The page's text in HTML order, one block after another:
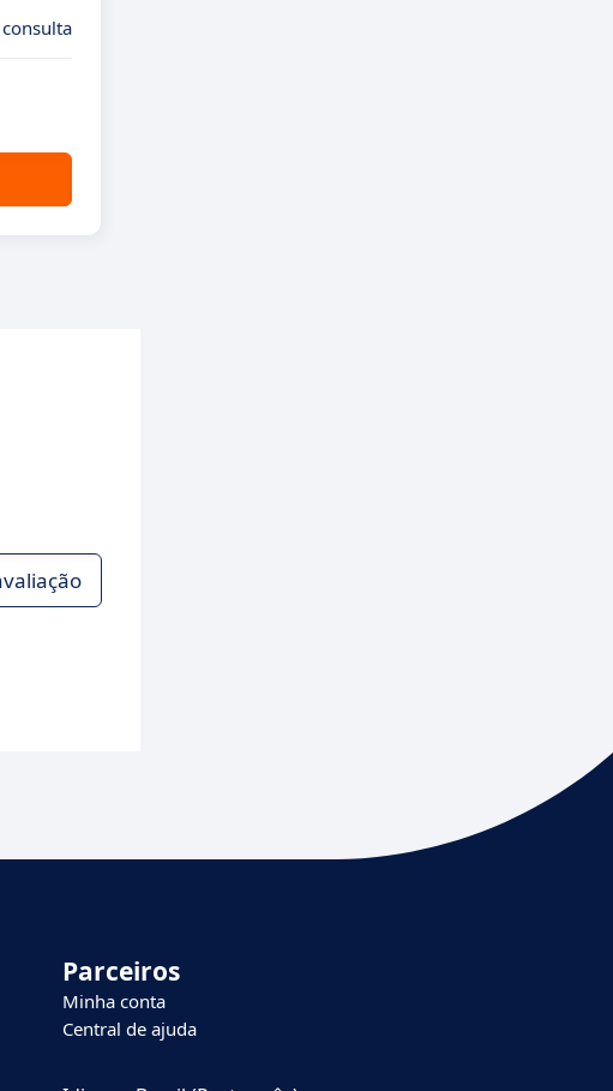
Parceiros
Minha conta
Central de ajuda